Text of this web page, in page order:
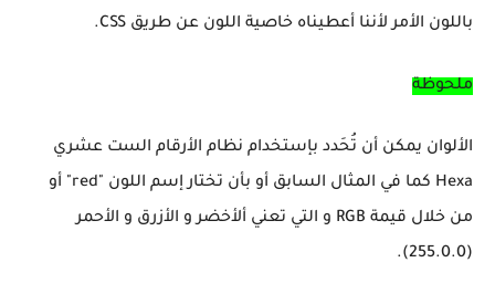
باللون الأمر لأننا أعطيناه خاصية اللون عن طريق CSS.
ملحوظة
الألوان يمكن أن تُحَدد بإستخدام نظام الأرقام الست عشري
Hexa كما في المثال السابق أو بأن تختار إسم اللون "red" أو
من خلال قيمة RGB و التي تعني ألأخضر و الأزرق و الأحمر
(255.0.0).